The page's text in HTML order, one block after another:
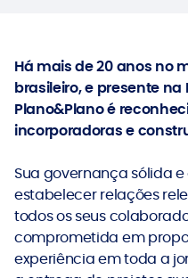
Há mais de 20 anos no
brasileiro, e presente na
Plano&Plano é
incorporadoras e
Sua governança sólida
estabelecer relações
todos os seus
comprometida em
experiência em toda a